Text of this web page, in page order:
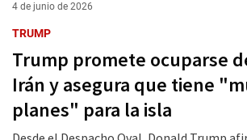
4 de junio de 2026
TRUMP
Trump promete ocuparse
Irán y asegura que tiene
planes" para la isla